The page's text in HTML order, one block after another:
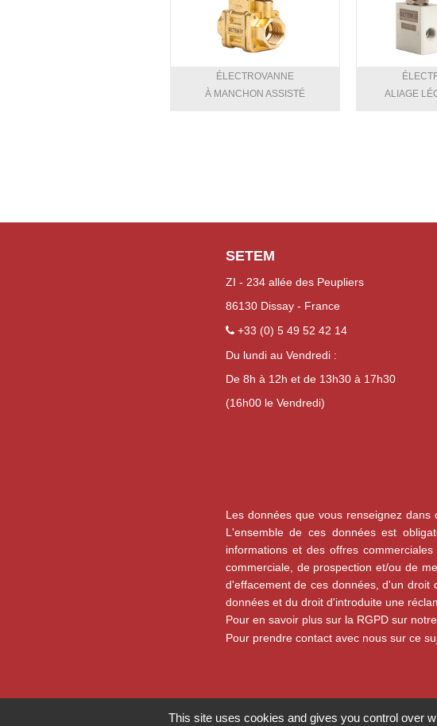
ÉLECTROVANNE
À MANCHON ASSISTÉ
ALIAGE
SETEM
ZI - 234 allée des Peupliers
86130 Dissay - France
+33 (0) 5 49 52 42 14
Du lundi au Vendredi :
De 8h à 12h et de 13h30 à 17h30
(16h00 le Vendredi)
Les données que vous renseignez
L'ensemble de ces données est
informations et des offres
commerciale, de prospection et/ou de
d'effacement de ces données, d'un
données et du droit d'introduite une
Pour en savoir plus sur la RGPD sur
Pour prendre contact avec nous sur ce
This site uses cookies and gives you control over